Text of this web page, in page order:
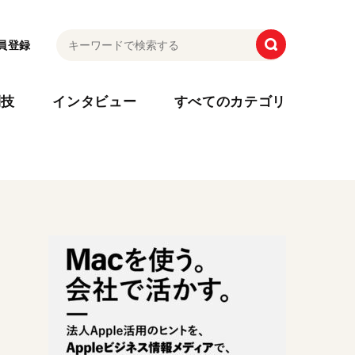
登録
インタビュー すべてのカテゴリ